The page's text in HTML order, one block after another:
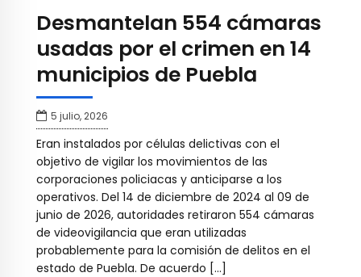
Desmantelan 554 cámaras
usadas por el crimen en 14
municipios de Puebla
5 julio, 2026
Eran instalados por células delictivas con el
objetivo de vigilar los movimientos de las
corporaciones policiacas y anticiparse a los
operativos. Del 14 de diciembre de 2024 al 09 de
junio de 2026, autoridades retiraron 554 cámaras
de videovigilancia que eran utilizadas
probablemente para la comisión de delitos en el
estado de Puebla. De acuerdo […]